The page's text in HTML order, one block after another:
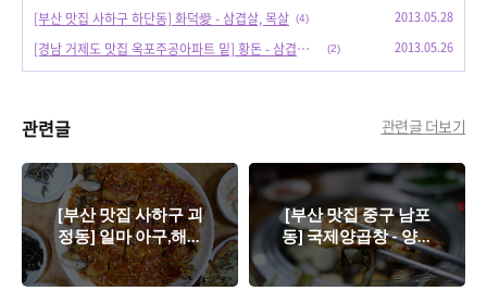
[부산 맛집 사하구 하단동] 화덕愛 - 삼겹살, 목살 (4) 2013.05.28
[경남 거제도 맛집 옥포주공아파트 밑] 황돈 - 삼겹살, 돼지갈비, 볶음밥, 김치찌개 (2) 2013.05.26
관련글 관련글 더보기
[부산 맛집 사하구 괴
정동] 일마 아구,해물
찜 - 황태구이, 황태찜,
황태해장국
[부산 맛집 중구 남포
동] 국제양곱창 - 양곱
창 구이